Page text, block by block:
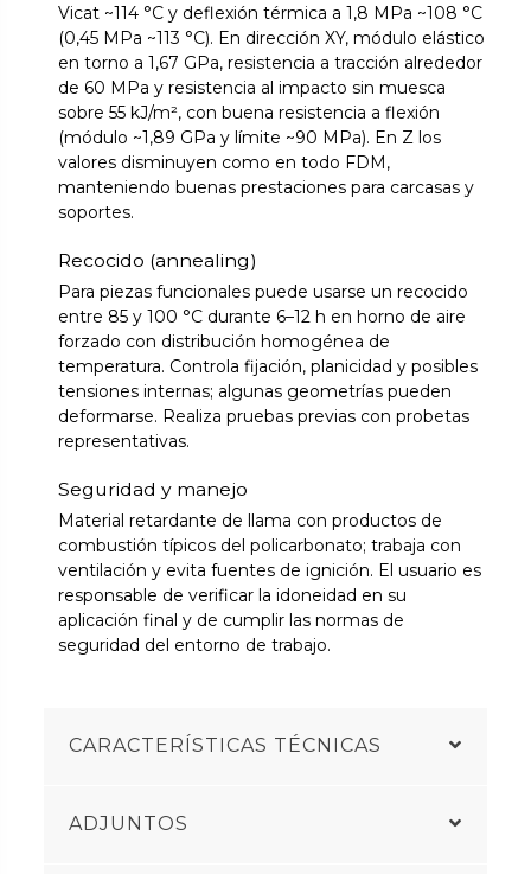
Vicat ~114 °C y deflexión térmica a 1,8 MPa ~108 °C
(0,45 MPa ~113 °C). En dirección XY, módulo elástico
en torno a 1,67 GPa, resistencia a tracción alrededor
de 60 MPa y resistencia al impacto sin muesca
sobre 55 kJ/m², con buena resistencia a flexión
(módulo ~1,89 GPa y límite ~90 MPa). En Z los
valores disminuyen como en todo FDM,
manteniendo buenas prestaciones para carcasas y
soportes.
Recocido (annealing)
Para piezas funcionales puede usarse un recocido
entre 85 y 100 °C durante 6–12 h en horno de aire
forzado con distribución homogénea de
temperatura. Controla fijación, planicidad y posibles
tensiones internas; algunas geometrías pueden
deformarse. Realiza pruebas previas con probetas
representativas.
Seguridad y manejo
Material retardante de llama con productos de
combustión típicos del policarbonato; trabaja con
ventilación y evita fuentes de ignición. El usuario es
responsable de verificar la idoneidad en su
aplicación final y de cumplir las normas de
seguridad del entorno de trabajo.
CARACTERÍSTICAS TÉCNICAS
ADJUNTOS